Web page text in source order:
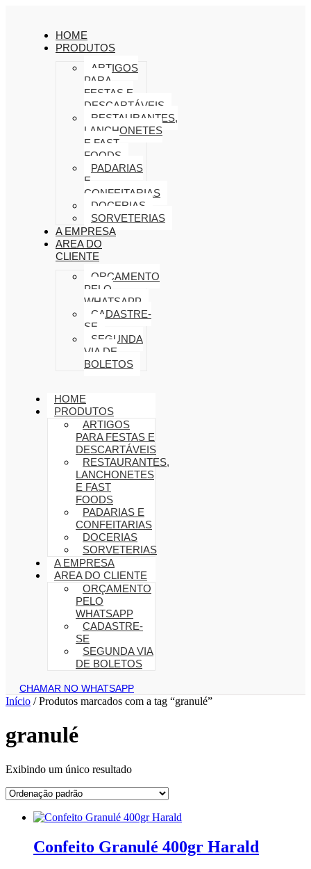
HOME
PRODUTOS
ARTIGOS
PARA
FESTAS E
DESCARTÁVEIS
RESTAURANTES,
LANCHONETES
E FAST
FOODS
PADARIAS
E
CONFEITARIAS
DOCERIAS
SORVETERIAS
A EMPRESA
AREA DO
CLIENTE
ORÇAMENTO
PELO
WHATSAPP
CADASTRE-
SE
SEGUNDA
VIA DE
BOLETOS
HOME
PRODUTOS
ARTIGOS
PARA FESTAS E
DESCARTÁVEIS
RESTAURANTES,
LANCHONETES
E FAST
FOODS
PADARIAS E
CONFEITARIAS
DOCERIAS
SORVETERIAS
A EMPRESA
AREA DO CLIENTE
ORÇAMENTO
PELO
WHATSAPP
CADASTRE-
SE
SEGUNDA VIA
DE BOLETOS
CHAMAR NO WHATSAPP
Início / Produtos marcados com a tag “granulé”
granulé
Exibindo um único resultado
Confeito Granulé 400gr Harald